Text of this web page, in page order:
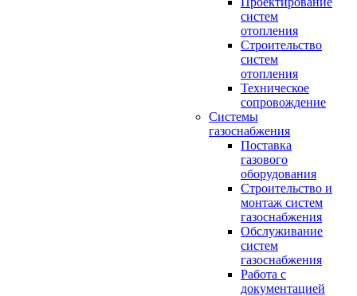
систем
отопления
Строительство
систем
отопления
Техническое
сопровождение
Системы
газоснабжения
Поставка
газового
оборудования
Строительство и
монтаж систем
газоснабжения
Обслуживание
систем
газоснабжения
Работа с
документацией